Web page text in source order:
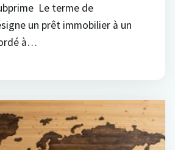
Le terme de
un prêt immobilier à un
à…